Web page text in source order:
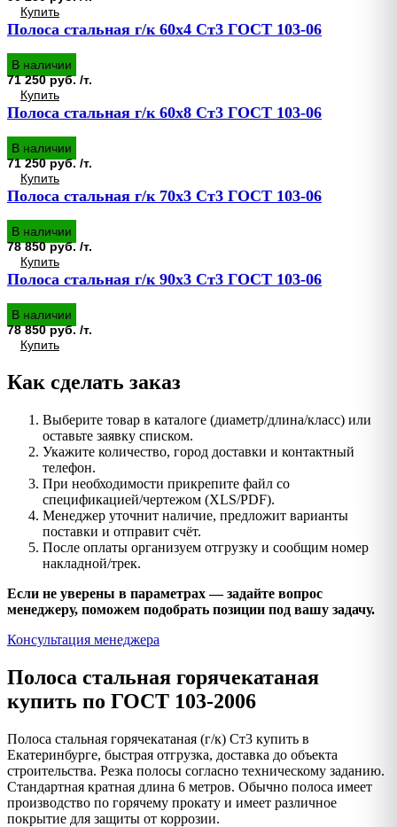
Купить
Полоса стальная г/к 60х4 Ст3 ГОСТ 103-06
В наличии
71 250 руб. /т.
Купить
Полоса стальная г/к 60х8 Ст3 ГОСТ 103-06
В наличии
71 250 руб. /т.
Купить
Полоса стальная г/к 70х3 Ст3 ГОСТ 103-06
В наличии
78 850 руб. /т.
Купить
Полоса стальная г/к 90х3 Ст3 ГОСТ 103-06
В наличии
78 850 руб. /т.
Купить
Как сделать заказ
Выберите товар в каталоге (диаметр/длина/класс) или
оставьте заявку списком.
Укажите количество, город доставки и контактный
телефон.
При необходимости прикрепите файл со
спецификацией/чертежом (XLS/PDF).
Менеджер уточнит наличие, предложит варианты
поставки и отправит счёт.
После оплаты организуем отгрузку и сообщим номер
накладной/трек.
Если не уверены в параметрах — задайте вопрос
менеджеру, поможем подобрать позиции под вашу задачу.
Консультация менеджера
Полоса стальная горячекатаная
купить по ГОСТ 103-2006
Полоса стальная горячекатаная (г/к) Ст3 купить в
Екатеринбурге, быстрая отгрузка, доставка до объекта
строительства. Резка полосы согласно техническому заданию.
Стандартная кратная длина 6 метров. Обычно полоса имеет
производство по горячему прокату и имеет различное
покрытие для защиты от коррозии.